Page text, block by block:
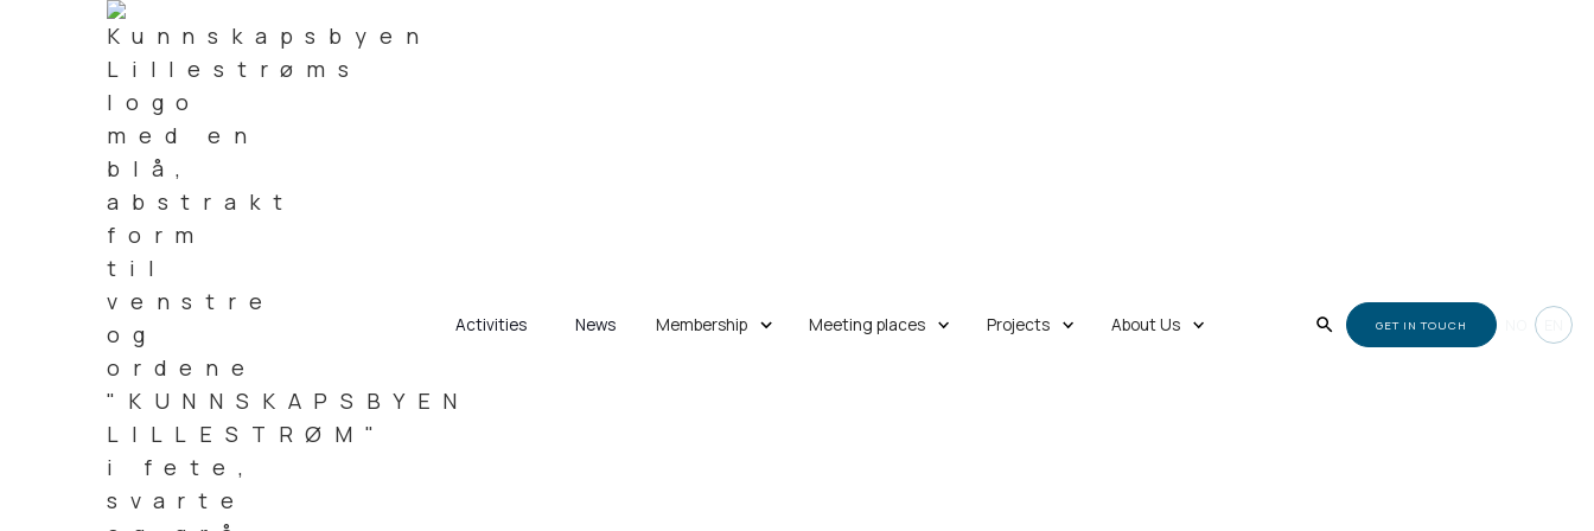
Activities News Membership Meeting places Projects About Us GET IN TOUCH